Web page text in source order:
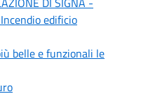
edificio
belle e funzionali le